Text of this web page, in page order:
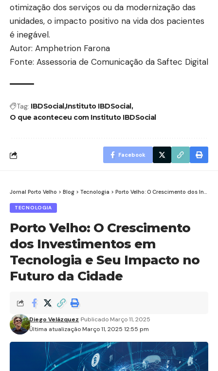
otimização dos serviços ou da modernização das
unidades, o impacto positivo na vida dos pacientes
é inegável.
Autor: Amphetrion Farona
Fonte: Assessoria de Comunicação da Saftec Digital
Tag: IBDSocial Instituto IBDSocial
O que aconteceu com Instituto IBDSocial
Facebook
Jornal Porto Velho > Blog > Tecnologia > Porto Velho: O Crescimento dos Investimentos em Tecnologia e Seu Impacto no Futuro da Cidade
TECNOLOGIA
Porto Velho: O Crescimento
dos Investimentos em
Tecnologia e Seu Impacto no
Futuro da Cidade
Última atualização Março 11, 2025 12:55 pm
Diego Velázquez Publicado Março 11, 2025